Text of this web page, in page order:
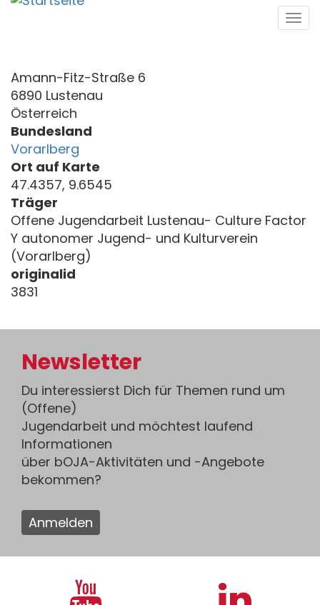
Direkt
Amann-Fitz-Straße 6
6890 Lustenau
Österreich
Bundesland
Vorarlberg
Ort auf Karte
47.4357, 9.6545
Träger
Offene Jugendarbeit Lustenau- Culture Factor
Y autonomer Jugend- und Kulturverein
(Vorarlberg)
originalid
3831
Newsletter
Du interessierst Dich für Themen rund um
(Offene)
Jugendarbeit und möchtest laufend
Informationen
über bOJA-Aktivitäten und -Angebote
bekommen?
Anmelden